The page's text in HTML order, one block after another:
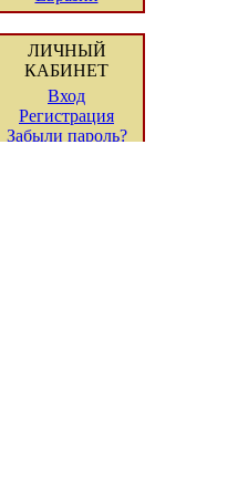
ЛИЧНЫЙ
КАБИНЕТ
Вход
Регистрация
Забыли пароль?